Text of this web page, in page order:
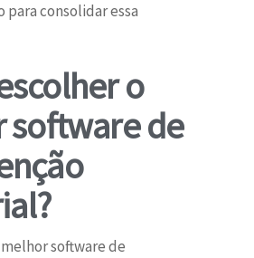
para consolidar essa
o
software de
software de